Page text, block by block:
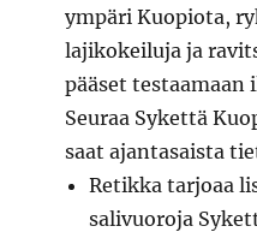
ympäri Kuopiota,
lajikokeiluja ja
pääset testaamaan
Seuraa Sykettä
saat ajantasaista
Retikka tarjoaa
salivuoroja